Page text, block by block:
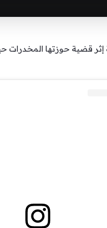
إثر قضية حوزتها